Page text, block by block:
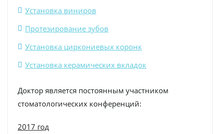
Установка виниров
Протезирование зубов
Установка циркониевых коронк
Установка керамических вкладок
Доктор является постоянным участником
стоматологических конференций:
2017 год